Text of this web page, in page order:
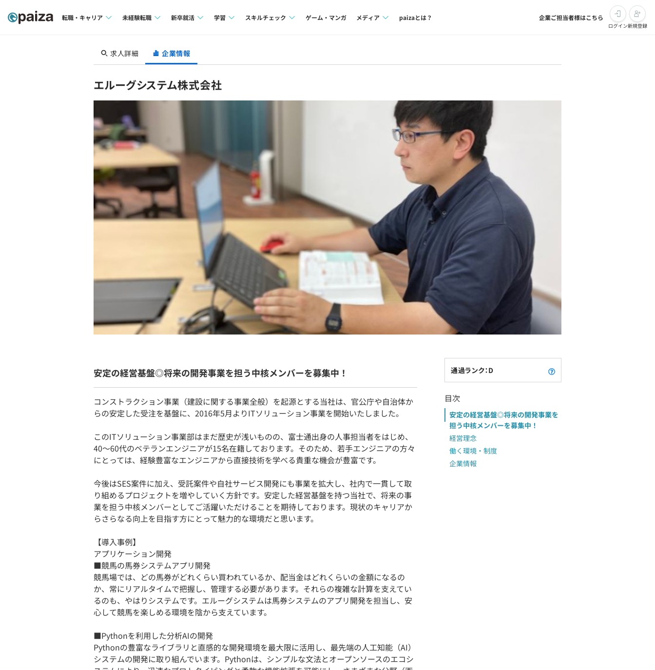
転職・キャリア
転職成功ガイド
未経験転職
求人検索
転職成功ガイド
新卒就活
本選考
インターン
インタビュー
就活成功ガイド
学習
4択課題
個人向けプラン
法人向けプラン
契約内容・クーポン
スキルチェック ゲーム・マンガ メディア paizaとは？ 企業ご担当者様はこちら
ログイン新規登録
求人詳細 企業情報
エルーグシステム株式会社
安定の経営基盤◎将来の開発事業を担う中核メンバーを募集中！
コンストラクション事業（建設に関する事業全般）を起源とする当社は、官公庁や自治体か
らの安定した受注を基盤に、2016年5月よりITソリューション事業を開始いたしました。
このITソリューション事業部はまだ歴史が浅いものの、富士通出身の人事担当者をはじめ、
40〜60代のベテランエンジニアが15名在籍しております。そのため、若手エンジニアの方々
にとっては、経験豊富なエンジニアから直接技術を学べる貴重な機会が豊富です。
今後はSES案件に加え、受託案件や自社サービス開発にも事業を拡大し、社内で一貫して取
り組めるプロジェクトを増やしていく方針です。安定した経営基盤を持つ当社で、将来の事
業を担う中核メンバーとしてご活躍いただけることを期待しております。現状のキャリアか
らさらなる向上を目指す方にとって魅力的な環境だと思います。
【導入事例】
アプリケーション開発
■競馬の馬券システムアプリ開発
競馬場では、どの馬券がどれくらい買われているか、配当金はどれくらいの金額になるの
か、常にリアルタイムで把握し、管理する必要があります。それらの複雑な計算を支えてい
るのも、やはりシステムです。エルーグシステムは馬券システムのアプリ開発を担当し、安
心して競馬を楽しめる環境を陰から支えています。
■Pythonを利用した分析AIの開発
Pythonの豊富なライブラリと直感的な開発環境を最大限に活用し、最先端の人工知能（AI）
システムの開発に取り組んでいます。Pythonは、シンプルな文法とオープンソースのエコシ
通過ランク：D
目次
安定の経営基盤◎将来の開発事業を
担う中核メンバーを募集中！
経営理念
働く環境・制度
企業情報